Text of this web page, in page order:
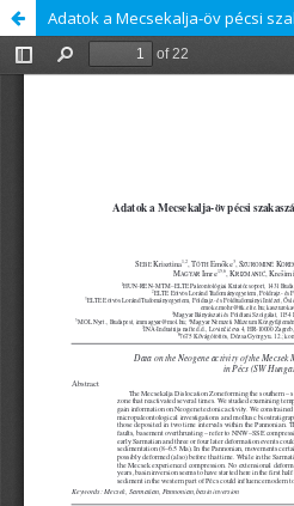
Adatok a Mecsekalja-öv pécsi